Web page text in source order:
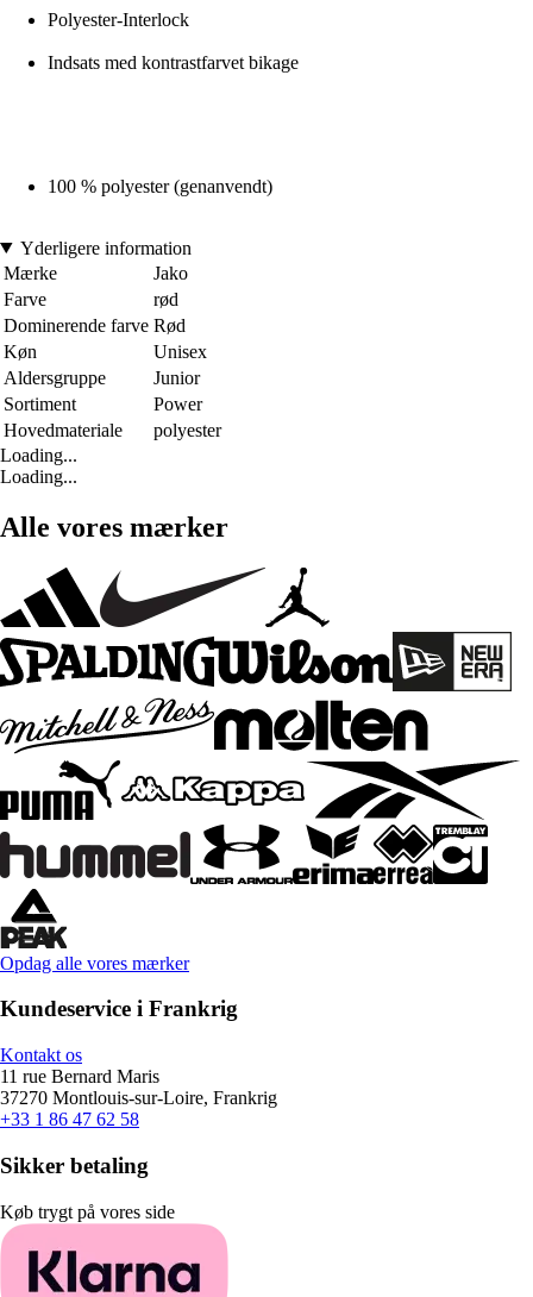
Polyester-Interlock
Indsats med kontrastfarvet bikage
100 % polyester (genanvendt)
Yderligere information
Mærke
Jako
Farve
rød
Dominerende farve Rød
Køn
Unisex
Aldersgruppe
Junior
Sortiment
Power
Hovedmateriale
polyester
Loading...
Loading...
Alle vores mærker
Opdag alle vores mærker
Kundeservice i Frankrig
Kontakt os
11 rue Bernard Maris
37270 Montlouis-sur-Loire, Frankrig
+33 1 86 47 62 58
Sikker betaling
Køb trygt på vores side